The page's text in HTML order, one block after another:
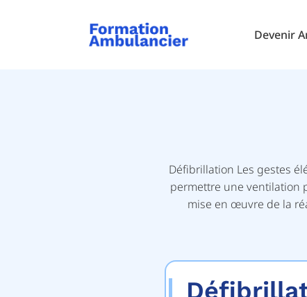
Devenir
Défibrillation Les gestes
permettre une ventilation
mise en œuvre de la